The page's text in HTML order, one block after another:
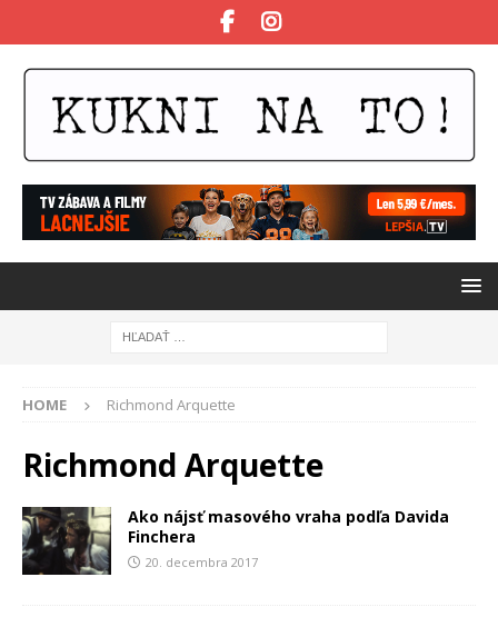
HOME Richmond Arquette
Richmond Arquette
Ako nájsť masového vraha podľa Davida
Finchera
20. decembra 2017